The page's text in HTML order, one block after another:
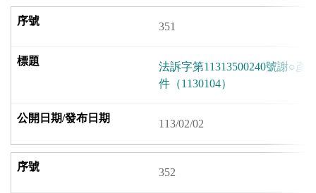
351
法訴字第11313500240號謝○彥
件（1130104）
113/02/02
352